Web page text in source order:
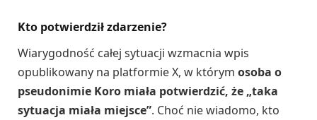
Kto potwierdził zdarzenie?
Wiarygodność całej sytuacji wzmacnia wpis
opublikowany na platformie X, w którym osoba o
pseudonimie Koro miała potwierdzić, że „taka
sytuacja miała miejsce”. Choć nie wiadomo, kto